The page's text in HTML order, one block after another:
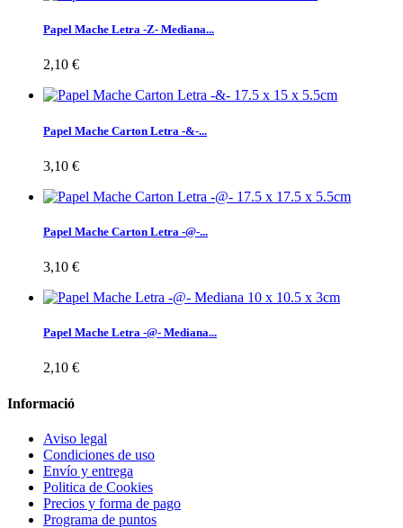
Papel Mache Letra -Z- Mediana...
2,10 €
Papel Mache Carton Letra -&-...
3,10 €
Papel Mache Carton Letra -@-...
3,10 €
Papel Mache Letra -@- Mediana...
2,10 €
Informació
Aviso legal
Condiciones de uso
Envío y entrega
Politica de Cookies
Precios y forma de pago
Programa de puntos